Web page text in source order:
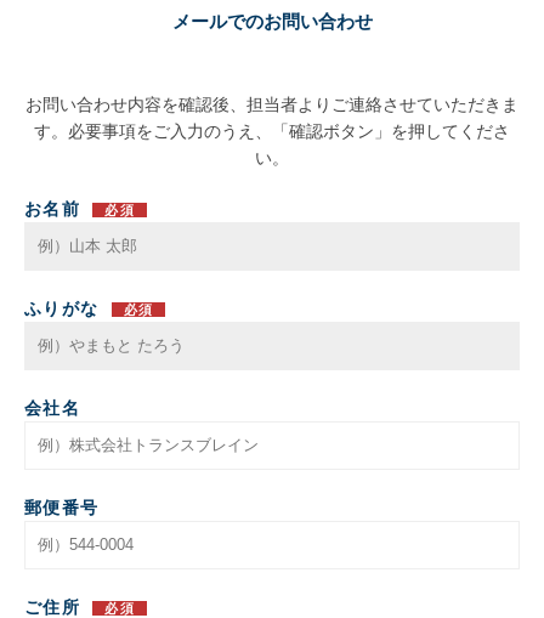
メールでのお問い合わせ
お問い合わせ内容を確認後、担当者よりご連絡させていただきま
す。必要事項をご入力のうえ、「確認ボタン」を押してくださ
い。
お名前 必須
ふりがな 必須
会社名
郵便番号
ご住所 必須